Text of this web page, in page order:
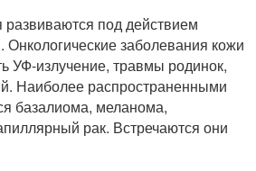
под действием
заболевания кожи
УФ-излучение, травмы родинок,
Наиболее распространенными
базалиома, меланома,
рак. Встречаются они